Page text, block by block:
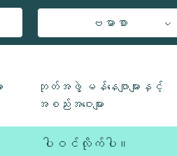
ဗမာစာ
ဘုတ်အဖွဲ့ မန်နေဂျာများနှင့်
အစည်းအဝေးများ
ပါဝင်လိုက်ပါ။